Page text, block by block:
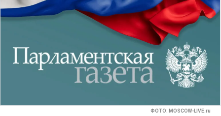
ФОТО: MOSCOW-LIVE.ru